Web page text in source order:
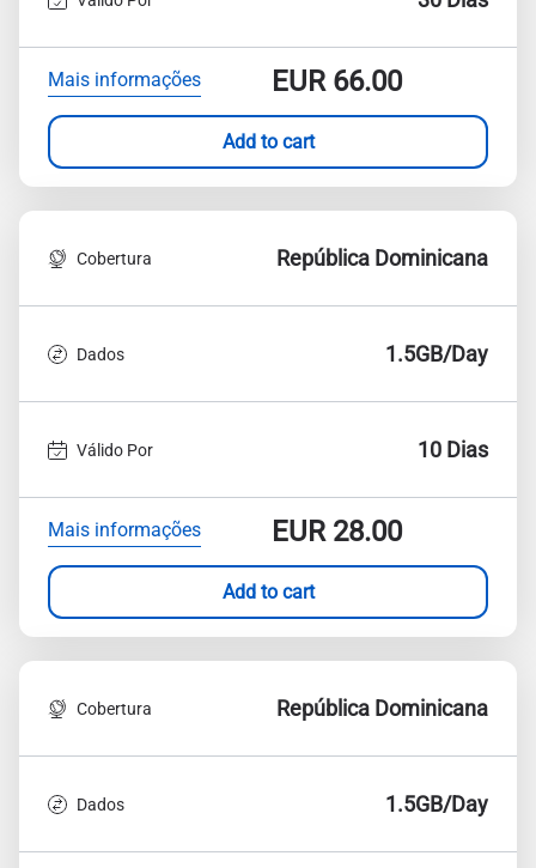
Mais informações EUR66.00
Add to cart
Cobertura República Dominicana
Dados 1.5GB/Day
Válido Por 10 Dias
Mais informações EUR28.00
Add to cart
Cobertura República Dominicana
Dados 1.5GB/Day